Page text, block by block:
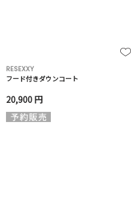
RESEXXY
フード付きダウンコート
20,900 円